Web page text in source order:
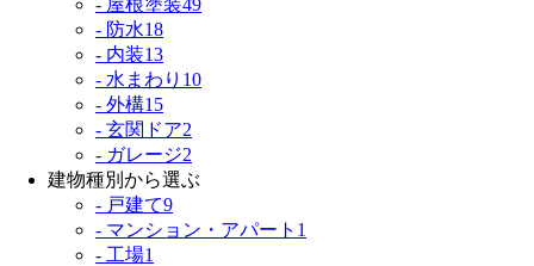
- 防水18
- 内装13
- 水まわり 10
- 外構15
- 玄関ドア2
- ガレージ2
建物種別から選ぶ
- 戸建て9
- マンション・アパート 1
- 工場1